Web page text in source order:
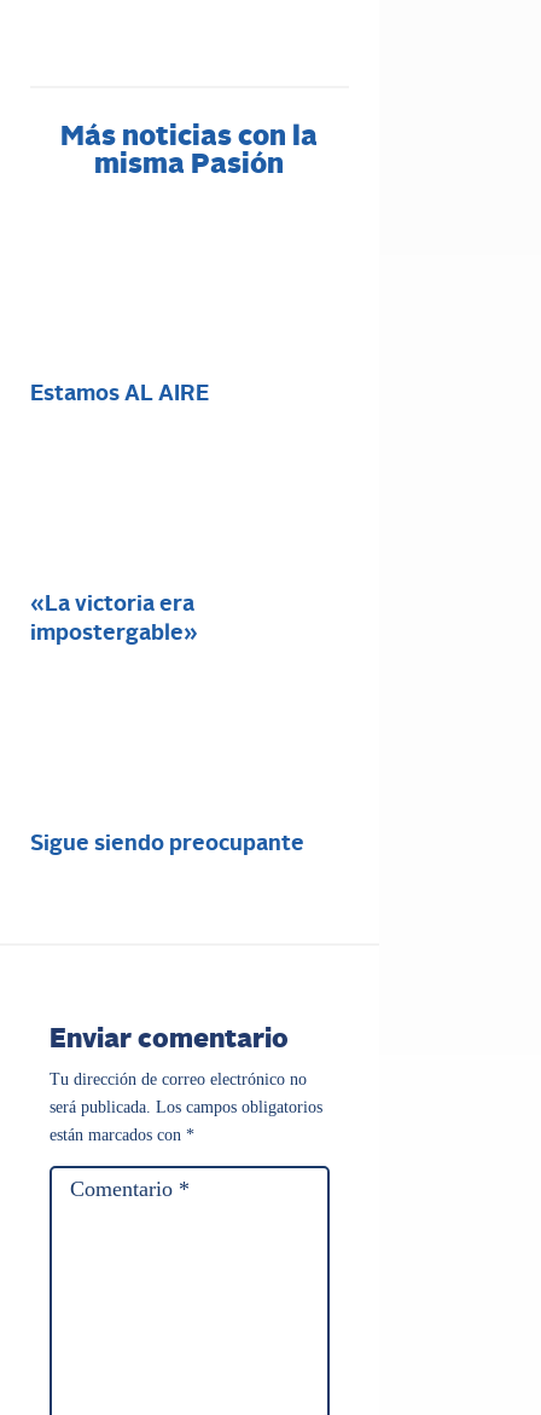
Más noticias con la
misma Pasión
Estamos AL AIRE
«La victoria era
impostergable»
Sigue siendo preocupante
Enviar comentario
Tu dirección de correo electrónico no
será publicada. Los campos obligatorios
están marcados con *